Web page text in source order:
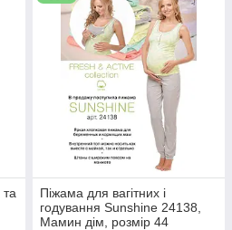
та
Піжама для вагітних і
годування Sunshine 24138,
Мамин дім, розмір 44